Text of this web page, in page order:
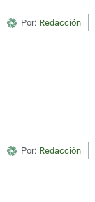
Por: Redacción
Por: Redacción